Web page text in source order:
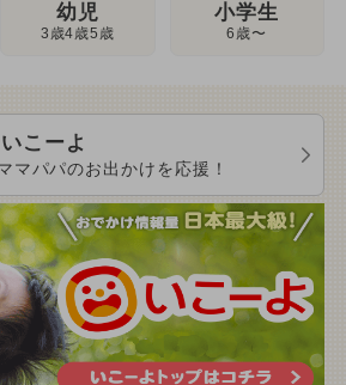
幼児
3歳4歳5歳
小学生
6歳〜
こーよ
マパパのお出かけを応援！